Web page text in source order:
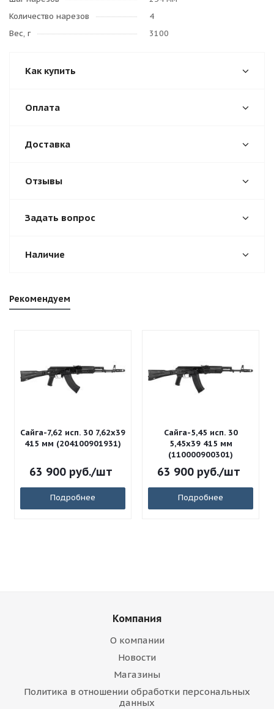
Количество нарезов
4
Вес, г
3100
Как купить
Оплата
Доставка
Отзывы
Задать вопрос
Наличие
Рекомендуем
Сайга-7,62 исп. 30 7,62x39
415 мм (204100901931)
63 900руб./шт
Подробнее
Сайга-5,45 исп. 30
5,45x39 415 мм
(110000900301)
63 900руб./шт
Подробнее
Компания
О компании
Новости
Магазины
Политика в отношении обработки персональных
данных